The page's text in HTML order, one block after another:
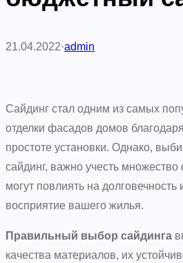
21.04.2022·admin
Сайдинг стал одним из самых
отделки фасадов домов
простоте установки. Однако,
сайдинг, важно учесть
могут повлиять на долговечность
восприятие вашего жилья.
Правильный выбор сайдинга
качества материалов, их